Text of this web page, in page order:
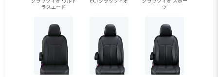
ラスエード
ツ